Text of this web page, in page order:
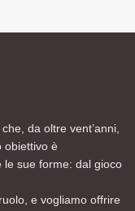
da oltre vent’anni,
obiettivo è
le sue forme: dal gioco
e vogliamo offrire